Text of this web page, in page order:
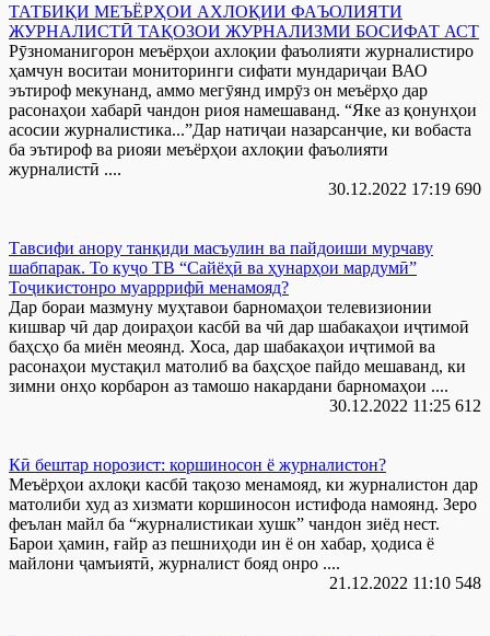
ТАТБИҚИ МЕЪЁРҲОИ АХЛОҚИИ ФАЪОЛИЯТИ
ЖУРНАЛИСТӢ ТАҚОЗОИ ЖУРНАЛИЗМИ БОСИФАТ АСТ
Рӯзноманигорон меъёрҳои ахлоқии фаъолияти журналистиро
ҳамчун воситаи мониторинги сифати мундариҷаи ВАО
эътироф мекунанд, аммо мегӯянд имрӯз он меъёрҳо дар
расонаҳои хабарӣ чандон риоя намешаванд. “Яке аз қонунҳои
асосии журналистика...”Дар натиҷаи назарсанҷие, ки вобаста
ба эътироф ва риояи меъёрҳои ахлоқии фаъолияти
журналистӣ ....
30.12.2022 17:19 690
Тавсифи анору танқиди масъулин ва пайдоиши мурчаву
шабпарак. То куҷо ТВ “Сайёҳӣ ва ҳунарҳои мардумӣ”
Тоҷикистонро муарррифӣ менамояд?
Дар бораи мазмуну муҳтавои барномаҳои телевизионии
кишвар чӣ дар доираҳои касбӣ ва чӣ дар шабакаҳои иҷтимоӣ
баҳсҳо ба миён меоянд. Хоса, дар шабакаҳои иҷтимоӣ ва
расонаҳои мустақил матолиб ва баҳсҳое пайдо мешаванд, ки
зимни онҳо корбарон аз тамошо накардани барномаҳои ....
30.12.2022 11:25 612
Кӣ бештар норозист: коршиносон ё журналистон?
Меъёрҳои ахлоқи касбӣ тақозо менамояд, ки журналистон дар
матолиби худ аз хизмати коршиносон истифода намоянд. Зеро
феълан майл ба “журналистикаи хушк” чандон зиёд нест.
Барои ҳамин, ғайр аз пешниҳоди ин ё он хабар, ҳодиса ё
майлони ҷамъиятӣ, журналист бояд онро ....
21.12.2022 11:10 548